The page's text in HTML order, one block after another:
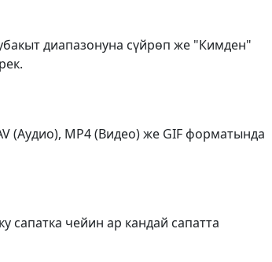
диапазонуна сүйрөп же "Кимден"
(Аудио), MP4 (Видео) же GIF форматында
сапатка чейин ар кандай сапатта